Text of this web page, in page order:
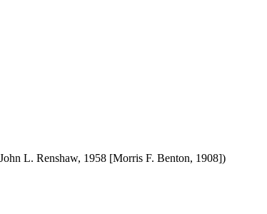
L. Renshaw, 1958 [Morris F. Benton, 1908])